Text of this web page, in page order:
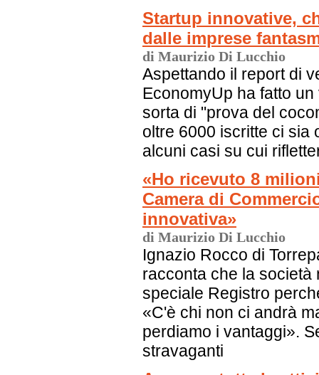
Startup innovative,
dalle imprese
di Maurizio Di Lucchio
Aspettando il report di
EconomyUp ha fatto
sorta di "prova del
oltre 6000 iscritte ci sia
alcuni casi su cui
«Ho ricevuto 8
Camera di
innovativa»
di Maurizio Di Lucchio
Ignazio Rocco di
racconta che la società
speciale Registro
«C'è chi non ci andrà
perdiamo i vantaggi».
stravaganti